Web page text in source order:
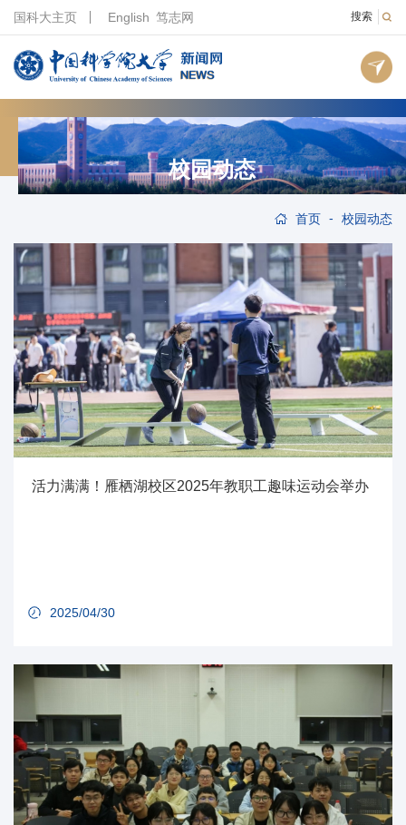
搜索
国科大主页 English 笃志网
校园动态
首页 - 校园动态
活力满满！雁栖湖校区2025年教职工趣味运动会举办
2025/04/30